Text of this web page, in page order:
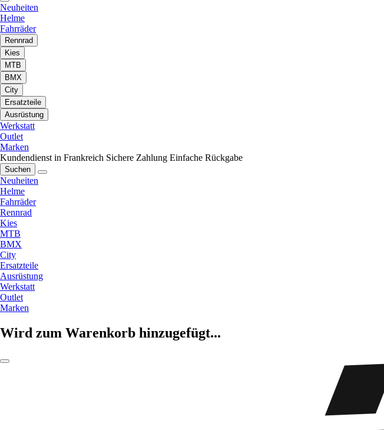
Neuheiten
Helme
Fahrräder
Rennrad
Kies
MTB
BMX
City
Ersatzteile
Ausrüstung
Werkstatt
Outlet
Marken
Kundendienst in Frankreich Sichere Zahlung Einfache Rückgabe
Suchen
Neuheiten
Helme
Fahrräder
Rennrad
Kies
MTB
BMX
City
Ersatzteile
Ausrüstung
Werkstatt
Outlet
Marken
Wird zum Warenkorb hinzugefügt...